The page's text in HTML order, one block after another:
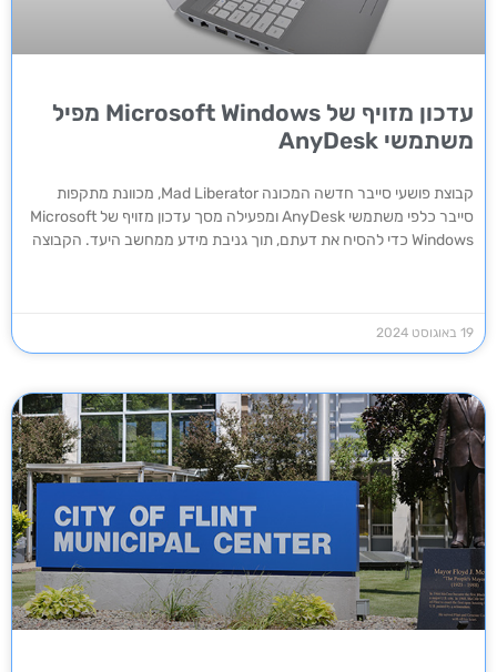
עדכון מזויף של Microsoft Windows מפיל
משתמשי AnyDesk
קבוצת פושעי סייבר חדשה המכונה Mad Liberator, מכוונת מתקפות
סייבר כלפי משתמשי AnyDesk ומפעילה מסך עדכון מזויף של Microsoft
Windows כדי להסיח את דעתם, תוך גניבת מידע ממחשב היעד. הקבוצה
19 באוגוסט 2024